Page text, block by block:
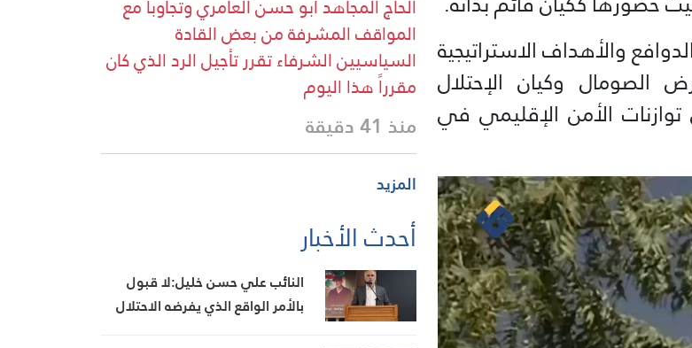
والأهداف الاستراتيجية
وكيان الإحتلال
الأمن الإقليمي في
الحاج المجاهد أبو حسن العامري وتجاوباً مع
المواقف المشرفة من بعض القادة
السياسيين الشرفاء تقرر تأجيل الرد الذي كان
مقرراً هذا اليوم
منذ 41 دقيقة
المزيد
أحدث الأخبار
النائب علي حسن خليل:لا قبول
بالأمر الواقع الذي يفرضه الاحتلال